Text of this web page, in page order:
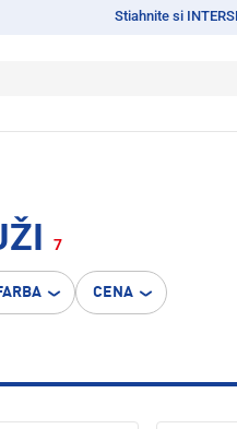
Stiahnite si
7
CENA